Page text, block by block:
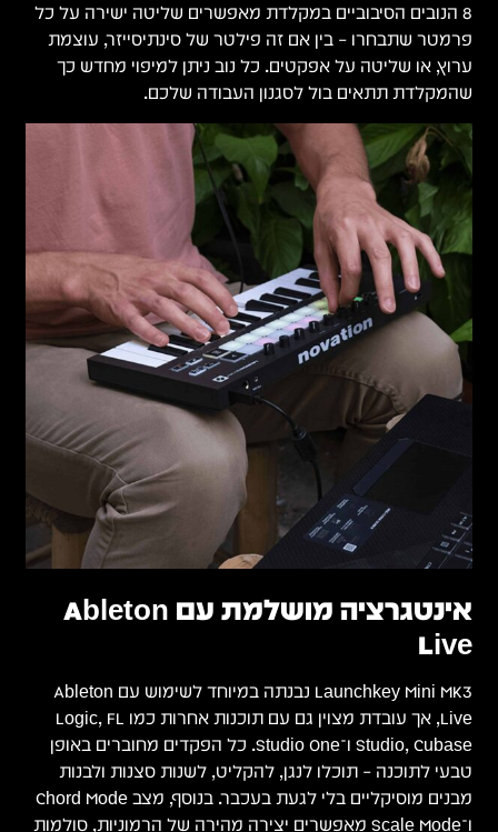
8 הנובים הסיבוביים במקלדת מאפשרים שליטה ישירה על כל
פרמטר שתבחרו – בין אם זה פילטר של סינתיסייזר, עוצמת
ערוץ, או שליטה על אפקטים. כל נוב ניתן למיפוי מחדש כך
שהמקלדת תתאים בול לסגנון העבודה שלכם.
אינטגרציה מושלמת עם Ableton
Live
Launchkey Mini MK3 נבנתה במיוחד לשימוש עם Ableton
Live, אך עובדת מצוין גם עם תוכנות אחרות כמו Logic, FL
Studio, Cubase ו־Studio One. כל הפקדים מחוברים באופן
טבעי לתוכנה – תוכלו לנגן, להקליט, לשנות סצנות ולבנות
מבנים מוסיקליים בלי לגעת בעכבר. בנוסף, מצב Chord Mode
ו־Scale Mode מאפשרים יצירה מהירה של הרמוניות, סולמות